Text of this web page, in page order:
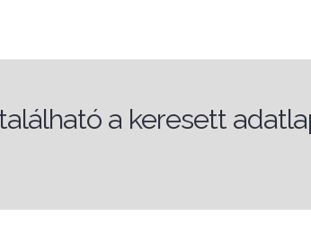
a keresett